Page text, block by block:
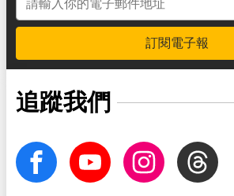
訂閱電子報
追蹤我們
facebook Youtube InstagramThreads